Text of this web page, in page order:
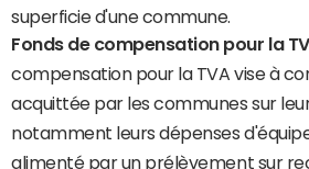
superficie d'une commune.
Fonds de compensation pour la
compensation pour la TVA vise à
acquittée par les communes sur
notamment leurs dépenses
alimenté par un prélèvement sur